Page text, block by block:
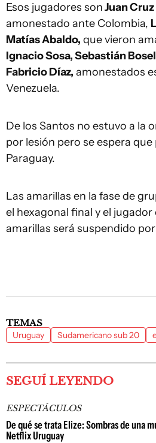
Esos jugadores sonJuan
amonestado ante Colombia,
Matías Abaldo, que vieron
Ignacio Sosa, Sebastián
Fabricio Díaz, amonestados
Venezuela.
De los Santos no estuvo a la
por lesión pero se espera
Paraguay.
Las amarillas en la fase de
el hexagonal final y el
amarillas será suspendido
TEMAS
Uruguay Sudamericano sub 20
SEGUÍ LEYENDO
ESPECTÁCULOS
De qué se trata Elize: Sombras de una
Netflix Uruguay